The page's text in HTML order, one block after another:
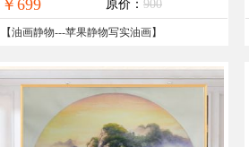
￥699 原价： 900
【油画静物---苹果静物写实油画】